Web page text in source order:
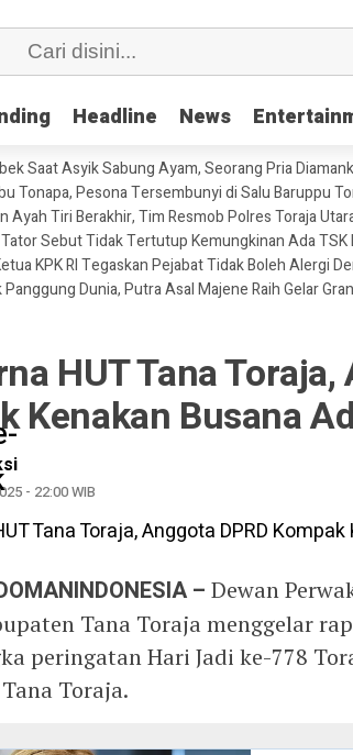
Headline News
Headline News
Saat Asyik Sabung Ayam, Seorang Pria
Tonapa, Pesona Tersembunyi di Salu Baruppu
Ayah Tiri Berakhir, Tim Resmob Polres Toraja
Sebut Tidak Tertutup Kemungkinan Ada TSK
KPK RI Tegaskan Pejabat Tidak Boleh Alergi
Panggung Dunia, Putra Asal Majene Raih Gelar
HUT Tana Toraja,
Kenakan Busana
- 22:00 WIB
– Dewan
Tana Toraja menggelar
peringatan Hari Jadi ke-778
Toraja.